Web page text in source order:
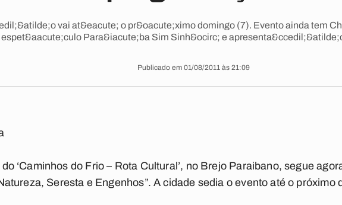
vai at&eacute; o pr&oacute;ximo domingo (7). Evento ainda tem
Para&iacute;ba Sim Sinh&ocirc; e
Publicado em 01/08/2011 às 21:09
‘Caminhos do Frio – Rota Cultural’, no Brejo Paraibano, segue
Seresta e Engenhos”. A cidade sedia o evento até o próximo